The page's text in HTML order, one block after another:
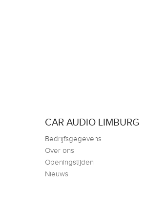
CAR AUDIO LIMBURG
Bedrijfsgegevens
Over ons
Openingstijden
Nieuws